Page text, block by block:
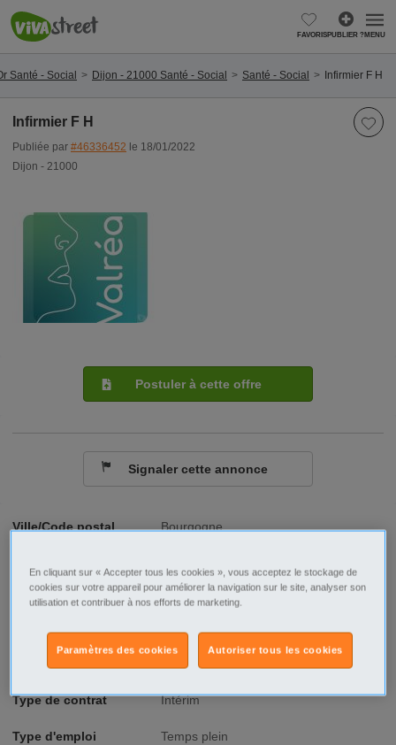
FAVORISPUBLIER ?MENU
Santé - Social Dijon - 21000 Santé - Social Santé - Social Infirmier F H
Infirmier F H
Publiée par #46336452 le 18/01/2022
Dijon - 21000
Ville/Code postal
Bourgogne
Raison sociale Valréa Intérim
Fonction Santé - Social
Type de contrat Intérim
Type d'emploi Temps plein
Postuler à cette offre
Signaler cette annonce
En cliquant sur « Accepter tous les cookies », vous acceptez le stockage de
cookies sur votre appareil pour améliorer la navigation sur le site, analyser son
utilisation et contribuer à nos efforts de marketing.
Autoriser tous les cookies
Paramètres des cookies